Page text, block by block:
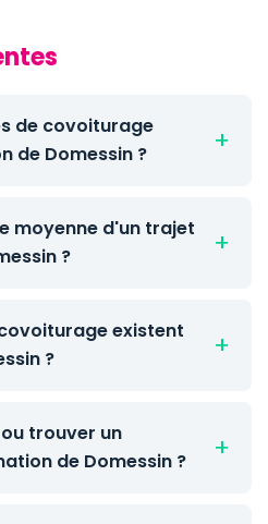
de covoiturage
de Domessin ?
moyenne d'un trajet
?
existent
?
trouver un
de Domessin ?